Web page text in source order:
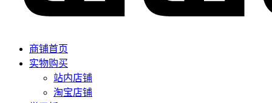
商铺首页
实物购买
站内店铺
淘宝店铺